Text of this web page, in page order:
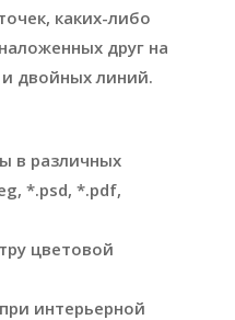
каких-либо
друг на
и двойных линий.
в различных
*.psd, *.pdf,
цветовой
интерьерной